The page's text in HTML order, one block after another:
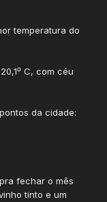
temperatura do
C, com céu
da cidade:
fechar o mês
tinto e um